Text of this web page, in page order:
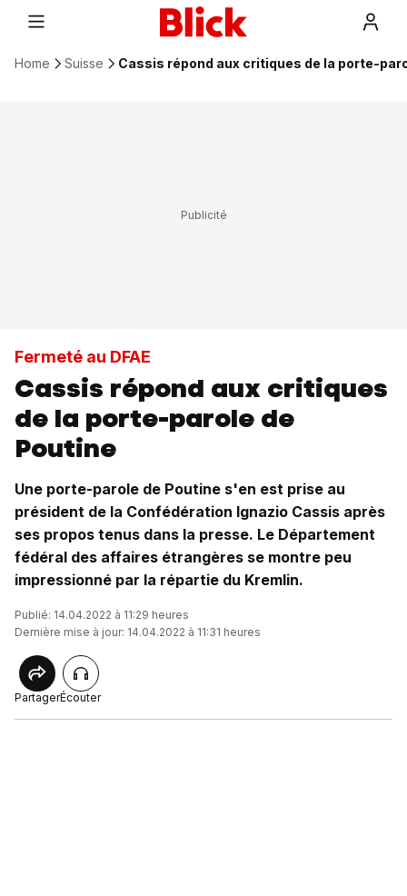
Home Suisse Cassis répond aux critiques de la porte-
Fermeté au DFAE
Cassis répond aux critiques
de la porte-parole de
Poutine
Une porte-parole de Poutine s'en est prise au
président de la Confédération Ignazio Cassis après
ses propos tenus dans la presse. Le Département
fédéral des affaires étrangères se montre peu
impressionné par la répartie du Kremlin.
Publié: 14.04.2022 à 11:29 heures
Dernière mise à jour: 14.04.2022 à 11:31 heures
PartagerÉcouter